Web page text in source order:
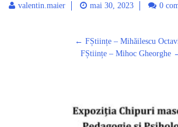
valentin.maier
mai 30, 2023 0
← FȘtiințe – Mihăilescu
FȘtiințe – Mihoc Gheorghe